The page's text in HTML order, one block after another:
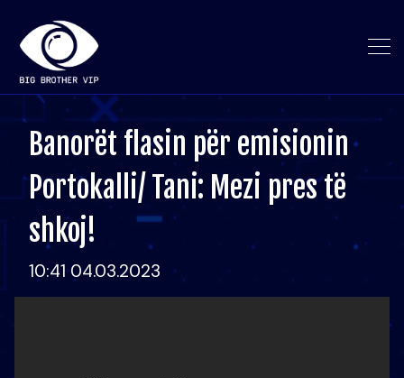
Banorët flasin për emisionin
Portokalli/ Tani: Mezi pres të
shkoj!
10:41 04.03.2023